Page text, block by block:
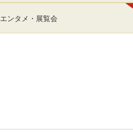
エンタメ・展覧会